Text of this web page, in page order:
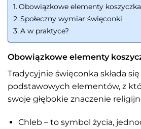
Obowiązkowe elementy koszyczka
Społeczny wymiar święconki
A w praktyce?
Obowiązkowe elementy
Tradycyjnie święconka składa
podstawowych elementów, z
swoje głębokie znaczenie
Chleb – to symbol życia,